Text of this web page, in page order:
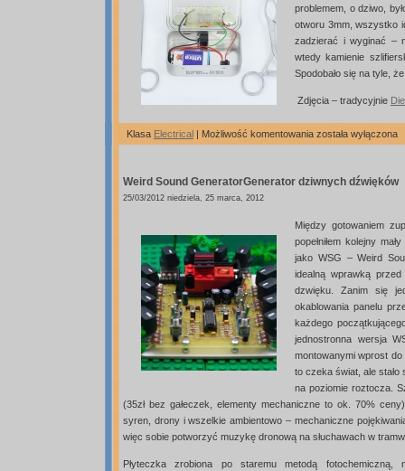
problemem, o dziwo,
otworu 3mm, wszystko
zadzierać i wyginać –
wtedy kamienie
Spodobało się na tyle,
Zdjęcia – tradycyjnie
Klasa Electrical | Możliwość komentowania Konsola
Atarowca
została wyłączona
Weird Sound GeneratorGenerator dziwnych dźwięków
25/03/2012 niedziela, 25 marca, 2012
Między gotowaniem
popełniłem kolejny
jako WSG – Weird
idealną wprawką
dzwięku. Zanim się
okablowania panelu
każdego
jednostronna wersja
montowanymi wprost do
to czeka świat, ale
na poziomie roztocza.
(35zł bez gałeczek, elementy mechaniczne to ok. 70%
syren, drony i wszelkie ambientowo – mechaniczne
więc sobie potworzyć muzykę dronową na słuchawach w
Płyteczka zrobiona po staremu metodą fotochemiczną,